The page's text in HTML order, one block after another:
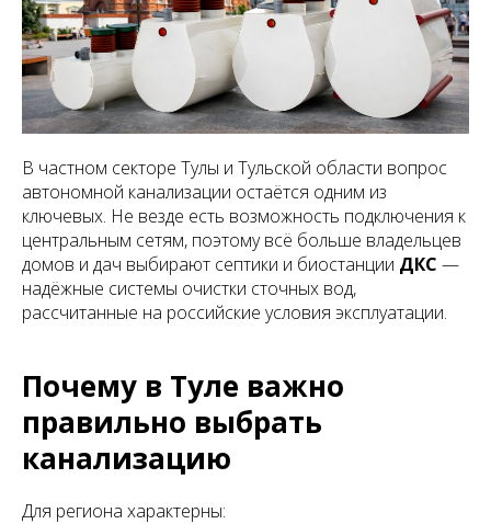
В частном секторе Тулы и Тульской области вопрос
автономной канализации остаётся одним из
ключевых. Не везде есть возможность подключения к
центральным сетям, поэтому всё больше владельцев
домов и дач выбирают септики и биостанции ДКС —
надёжные системы очистки сточных вод,
рассчитанные на российские условия эксплуатации.
Почему в Туле важно
правильно выбрать
канализацию
Для региона характерны: